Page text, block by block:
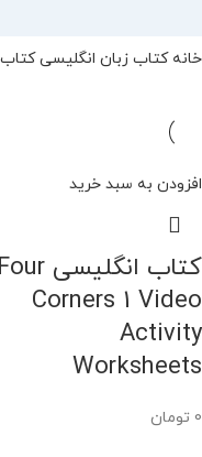
خانهکتاب زبان انگلیسی
افزودن به سبد خرید
کتاب انگلیسی Four
Corners 1 Video
Activity
Worksheets
0 تومان